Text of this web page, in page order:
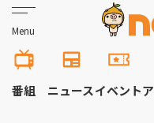
Menu
番組 ニュースイベント